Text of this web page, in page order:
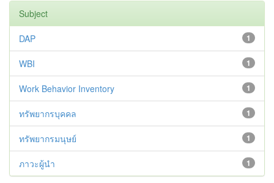
Subject
1
DAP
1
WBI
1
Work Behavior Inventory
1
ทรัพยากรบุคคล
1
ทรัพยากรมนุษย์
1
ภาวะผู้นำ